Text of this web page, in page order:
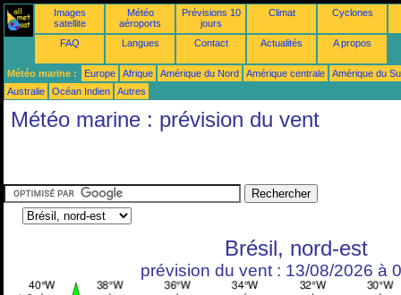
Images
satellite
Météo
aéroports
Prévisions 10
jours
Climat Cyclones
FAQ Langues Contact Actualités A propos
Météo marine : Europe Afrique Amérique du Nord Amérique centrale
Amérique du
Australie
Océan Indien Autres
Météo marine : prévision du vent
Brésil, nord-est
prévision du vent : 13/08/2026 à